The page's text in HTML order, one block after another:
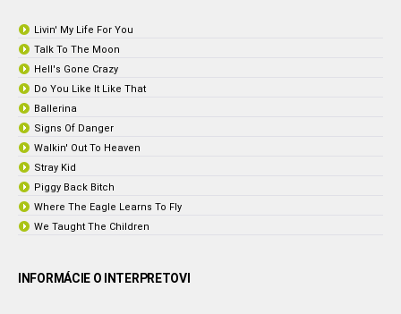
Livin' My Life For You
Talk To The Moon
Hell's Gone Crazy
Do You Like It Like That
Ballerina
Signs Of Danger
Walkin' Out To Heaven
Stray Kid
Piggy Back Bitch
Where The Eagle Learns To Fly
We Taught The Children
INFORMÁCIE O INTERPRETOVI